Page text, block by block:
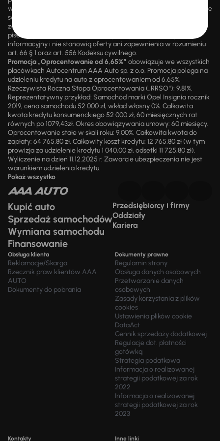
wsteczną. Szczegółowe informacje o zasadach promocji udzielane
są przez upoważnionych pracowników AAA AUTO. AAA AUTO
zastrzega sobie prawo do zawarcia umowy wyłącznie w formie
pisemnej. Prezentowane informacje mają charakter wyłącznie
informacyjny i nie stanowią oferty ani zapewnienia w rozumieniu
art. 66 § 1 oraz art. 556 Kodeksu cywilnego.
Promocja „Oprocentowanie od 6,65%” obowiązuje we wszystkich
placówkach Autocentrum AAA Auto sp. z o.o. Promocja polega na
udzieleniu kredytu na auto z oprocentowaniem od 6,65%.
Rzeczywista Roczna Stopa Oprocentowania („RRSO“): 9,81%.
Reprezentatywny przykład: Samochód marki Opel Insignia rocznik
2019, cena samochodu 52 000 zł, wkład własny 0%. Całkowita
kwota kredytu konsumenckiego 52 000 zł, 60 miesięcznych rat
równych po 1079,43zł. Okres obowiązywania umowy: 60 miesięcy.
Oprocentowanie stałe w skali roku: 9,00%. Całkowita kwota do
zapłaty: 64 765,80 zł. Całkowity koszt kredytu: 12 765,80 zł (w tym
prowizja za udzielenie kredytu 1 040,00 zł, odsetki 11 725,80 zł).
Wyliczenie na dzień 11.12.2025 r. Zawarcie ubezpieczenia nie jest
warunkiem udzielenia kredytu.
Pokaż wszystko
Kupić auto
Sprzedaż samochodów
Wymiana samochodu
Finansowanie
Przedsiębiorcy i firmy
Oddziały
Kariera
Obsługa klienta
Reklamacje/Skarga
Rzecznik praw klientów AAA
AUTO
Dokumenty do pobrania
Dokumenty prawne
Regulamin strony
Obsługa danych osobowych
Przetwarzanie danych
osobowych
Zasady korzystania z plików
cookies
Ustawienia plików cookie
DataAct
Cennik sprzedaży dodatkowej
Regulacje dot. płatności
gotówką
Strategia podatkowa
Informacja o realizowanej
strategii podatkowej za rok
2022
Informacja o realizowanej
strategii podatkowej za rok
2023
Kontakty Inne linki